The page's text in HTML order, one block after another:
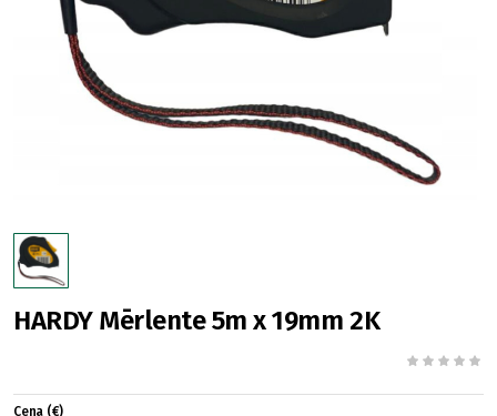
HARDY Mērlente 5m x 19mm 2K
Cena (€)